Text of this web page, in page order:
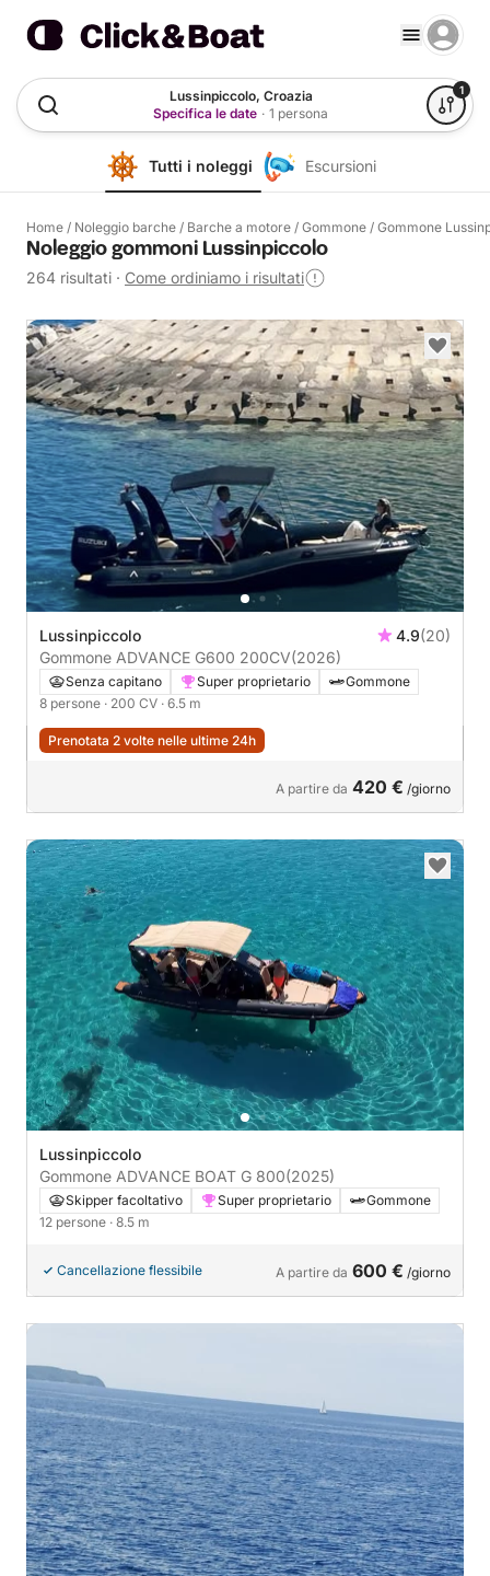
Lussinpiccolo, Croazia
Specifica le date · 1 persona
1
Tutti i noleggi Escursioni
Home / Noleggio barche / Barche a motore / Gommone / Gommone
Noleggio gommoni Lussinpiccolo
264 risultati · Come ordiniamo i risultati
Lussinpiccolo 4.9(20)
Gommone ADVANCE G600 200CV(2026)
Senza capitano Super proprietario
Gommone
8 persone · 200 CV · 6.5 m
Prenotata 2 volte nelle ultime 24h
A partire da 420 € /giorno
Lussinpiccolo
Gommone ADVANCE BOAT G 800(2025)
Skipper facoltativo Super proprietario
Gommone
12 persone · 8.5 m
Cancellazione flessibile A partire da 600 € /giorno